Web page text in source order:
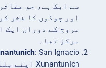
سے ایک ہے، جو
اور چوکوں کا فخر
عروج کے دوران ایک
مرکز تھا۔